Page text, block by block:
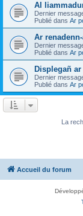
Al
Dernier
Publié dans Ar
Ar
Dernier
Publié dans Ar
Displegañ
Dernier
Publié dans Ar
La
Accueil du forum